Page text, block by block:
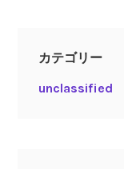
カテゴリー
unclassified